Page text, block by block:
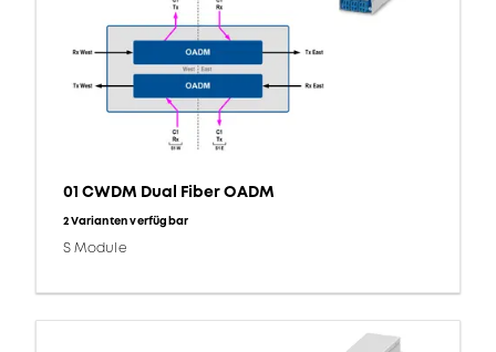
01 CWDM Dual Fiber OADM
2 Varianten verfügbar
S Module